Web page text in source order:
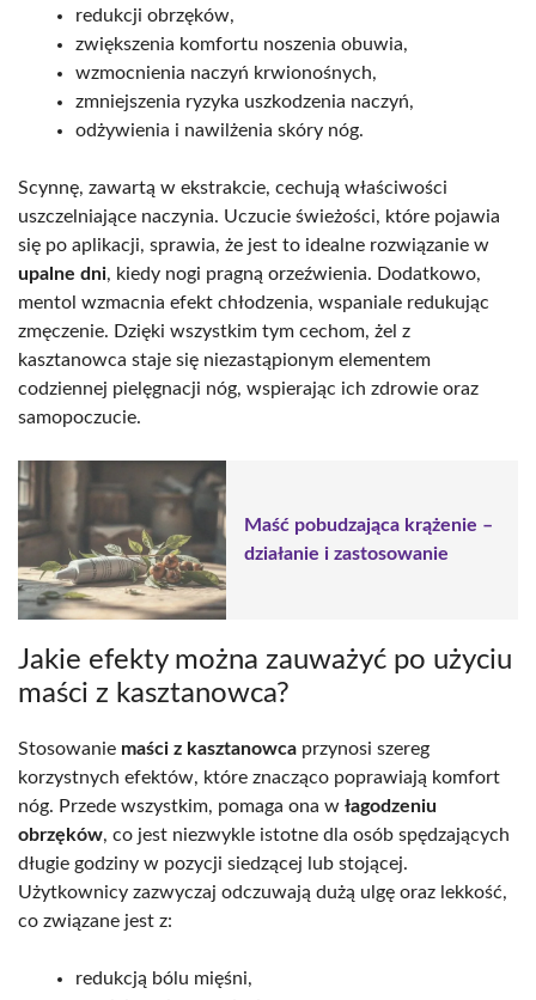
redukcji obrzęków,
zwiększenia komfortu noszenia obuwia,
wzmocnienia naczyń krwionośnych,
zmniejszenia ryzyka uszkodzenia naczyń,
odżywienia i nawilżenia skóry nóg.
Scynnę, zawartą w ekstrakcie, cechują właściwości
uszczelniające naczynia. Uczucie świeżości, które pojawia
się po aplikacji, sprawia, że jest to idealne rozwiązanie w
upalne dni, kiedy nogi pragną orzeźwienia. Dodatkowo,
mentol wzmacnia efekt chłodzenia, wspaniale redukując
zmęczenie. Dzięki wszystkim tym cechom, żel z
kasztanowca staje się niezastąpionym elementem
codziennej pielęgnacji nóg, wspierając ich zdrowie oraz
samopoczucie.
Maść pobudzająca krążenie –
działanie i zastosowanie
Jakie efekty można zauważyć po użyciu
maści z kasztanowca?
Stosowanie maści z kasztanowca przynosi szereg
korzystnych efektów, które znacząco poprawiają komfort
nóg. Przede wszystkim, pomaga ona w łagodzeniu
obrzęków, co jest niezwykle istotne dla osób spędzających
długie godziny w pozycji siedzącej lub stojącej.
Użytkownicy zazwyczaj odczuwają dużą ulgę oraz lekkość,
co związane jest z:
redukcją bólu mięśni,